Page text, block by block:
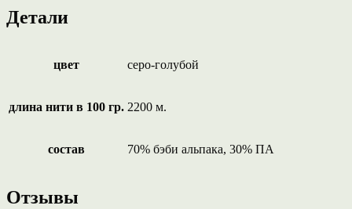
Детали
цвет серо-голубой
длина нити в 100 гр. 2200 м.
состав 70% бэби альпака, 30% ПА
Отзывы